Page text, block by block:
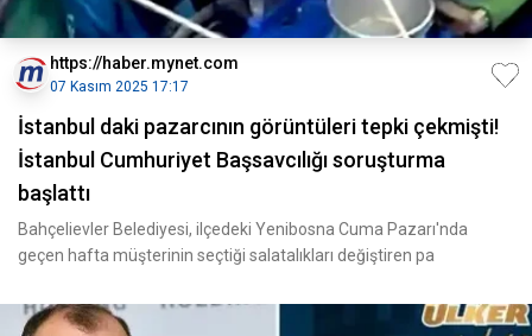
https://haber.mynet.com
07 Kasım 2025 17:17
İstanbul daki pazarcının görüntüleri tepki çekmişti!
İstanbul Cumhuriyet Başsavcılığı soruşturma
başlattı
Bahçelievler Belediyesi, ilçedeki Yenibosna Cuma Pazarı'nda
geçen hafta müşterinin seçtiği salatalıkları değiştiren pa